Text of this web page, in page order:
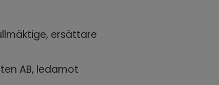
ersättare
AB, ledamot